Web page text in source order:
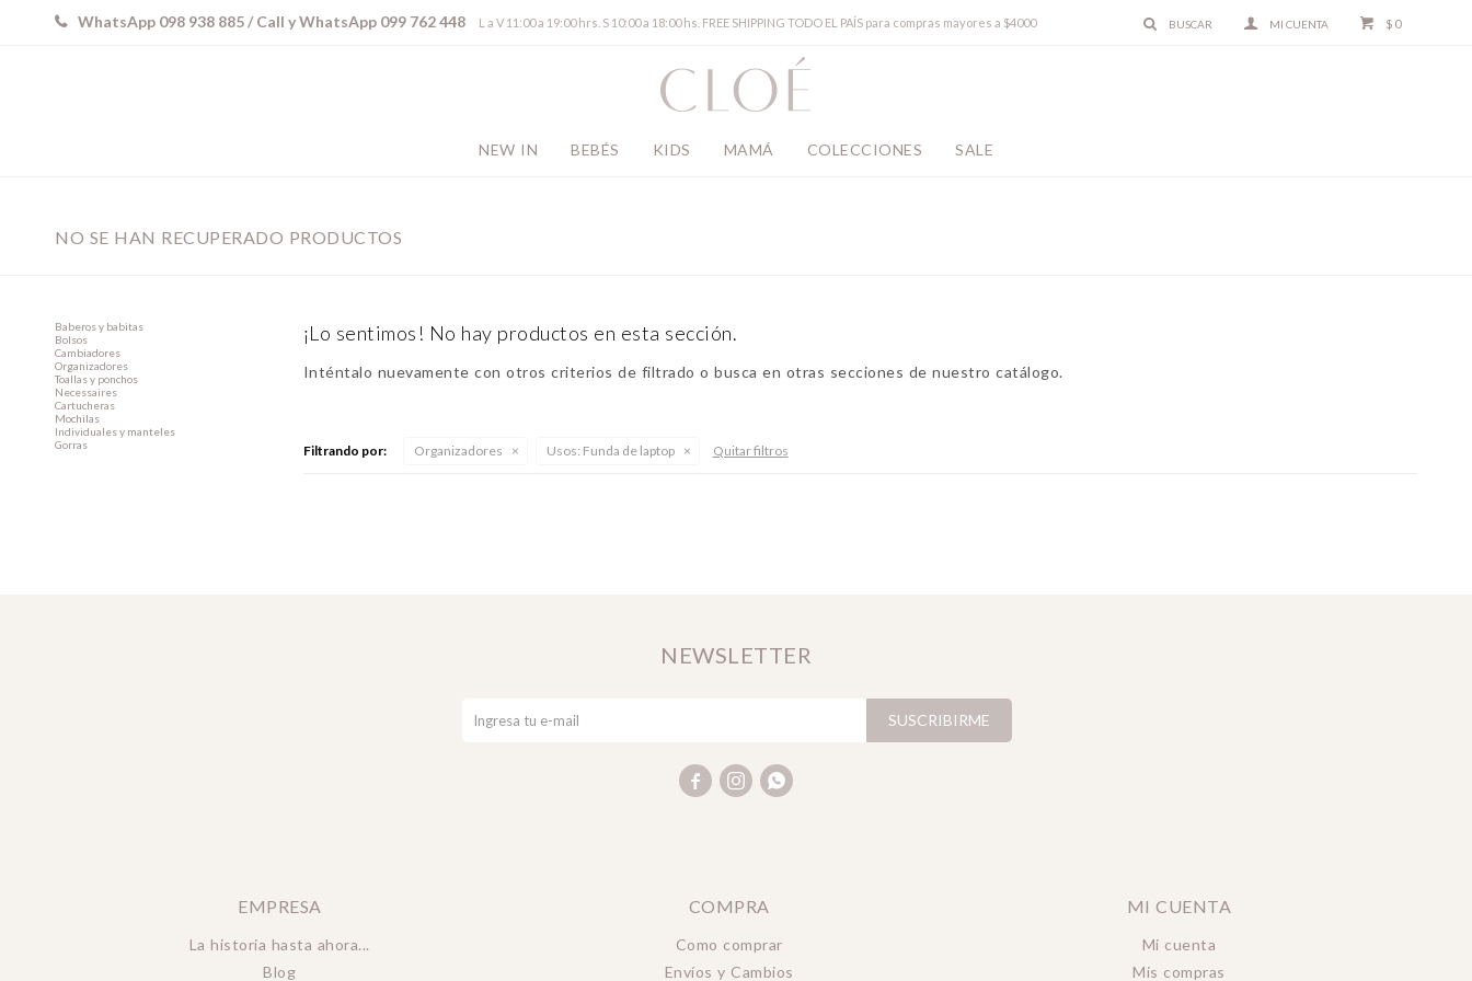
NEW IN BEBÉS KIDS MAMÁ COLECCIONES SALE
$ 0
WhatsApp 098 938 885 / Call y WhatsApp 099 762 448 L a V 11:00 a 19:00 hrs. S 10:00 a 18:00 hs. FREE SHIPPING TODO EL PAÍS para compras mayores a $4000
NO SE HAN RECUPERADO PRODUCTOS
¡Lo sentimos! No hay productos en esta sección.
Inténtalo nuevamente con otros criterios de filtrado o busca en otras secciones de nuestro catálogo.
Filtrando por: Organizadores Usos: Funda de laptop Quitar filtros
Baberos y babitas
Bolsos
Cambiadores
Organizadores
Toallas y ponchos
Necessaires
Cartucheras
Mochilas
Individuales y manteles
Gorras
EMPRESA
La historia hasta ahora...
Blog
COMPRA
Como comprar
Envíos y Cambios
MI CUENTA
Mi cuenta
Mis compras
NEWSLETTER
SUSCRIBIRME
  